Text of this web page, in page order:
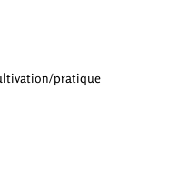
pratique